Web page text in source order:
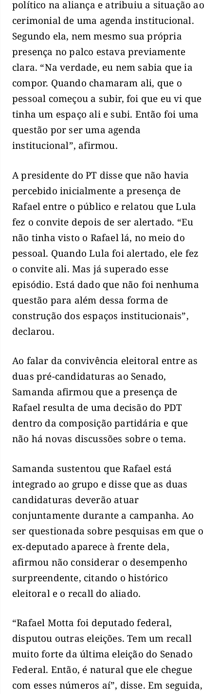
político na aliança e atribuiu a situação ao
cerimonial de uma agenda institucional.
Segundo ela, nem mesmo sua própria
presença no palco estava previamente
clara. “Na verdade, eu nem sabia que ia
compor. Quando chamaram ali, que o
pessoal começou a subir, foi que eu vi que
tinha um espaço ali e subi. Então foi uma
questão por ser uma agenda
institucional”, afirmou.
A presidente do PT disse que não havia
percebido inicialmente a presença de
Rafael entre o público e relatou que Lula
fez o convite depois de ser alertado. “Eu
não tinha visto o Rafael lá, no meio do
pessoal. Quando Lula foi alertado, ele fez
o convite ali. Mas já superado esse
episódio. Está dado que não foi nenhuma
questão para além dessa forma de
construção dos espaços institucionais”,
declarou.
Ao falar da convivência eleitoral entre as
duas pré-candidaturas ao Senado,
Samanda afirmou que a presença de
Rafael resulta de uma decisão do PDT
dentro da composição partidária e que
não há novas discussões sobre o tema.
Samanda sustentou que Rafael está
integrado ao grupo e disse que as duas
candidaturas deverão atuar
conjuntamente durante a campanha. Ao
ser questionada sobre pesquisas em que o
ex-deputado aparece à frente dela,
afirmou não considerar o desempenho
surpreendente, citando o histórico
eleitoral e o recall do aliado.
“Rafael Motta foi deputado federal,
disputou outras eleições. Tem um recall
muito forte da última eleição do Senado
Federal. Então, é natural que ele chegue
com esses números aí”, disse. Em seguida,